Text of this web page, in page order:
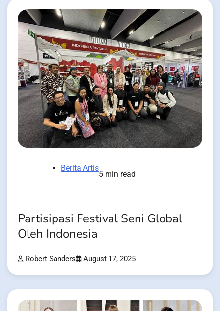
Berita Artis
5 min read
Partisipasi Festival Seni Global
Oleh Indonesia
Robert Sanders August 17, 2025